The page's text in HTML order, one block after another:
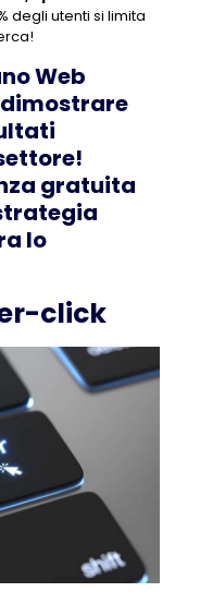
degli utenti si limita
Web
gratuita
lo
click